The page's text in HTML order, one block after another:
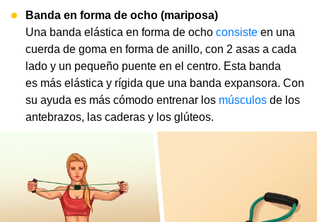
Banda en forma de ocho (mariposa)
Una banda elástica en forma de ocho consiste en una
cuerda de goma en forma de anillo, con 2 asas a cada
lado y un pequeño puente en el centro. Esta banda
es más elástica y rígida que una banda expansora. Con
su ayuda es más cómodo entrenar los músculos de los
antebrazos, las caderas y los glúteos.